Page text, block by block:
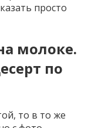
просто
молоке.
по
то в то же